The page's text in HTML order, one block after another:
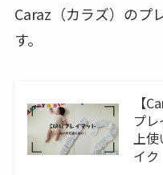
Caraz（カラズ）のプ
す。
【
プ
上使
イク